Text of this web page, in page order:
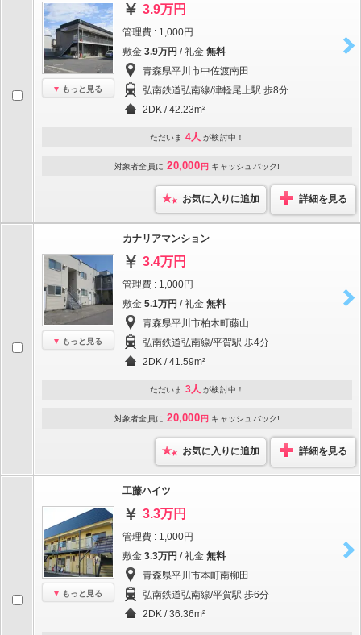
もっと見る
3.9万円
管理費 : 1,000円
敷金 3.9万円 / 礼金 無料
青森県平川市中佐渡南田
弘南鉄道弘南線/津軽尾上駅 歩8分
2DK / 42.23m²
ただいま 4人 が検討中！
対象者全員に 20,000 円 キャッシュバック!
お気に入りに追加 詳細を見る
もっと見る
カナリアマンション
3.4万円
管理費 : 1,000円
敷金 5.1万円 / 礼金 無料
青森県平川市柏木町藤山
弘南鉄道弘南線/平賀駅 歩4分
2DK / 41.59m²
ただいま 3人 が検討中！
対象者全員に 20,000 円 キャッシュバック!
お気に入りに追加 詳細を見る
もっと見る
工藤ハイツ
3.3万円
管理費 : 1,000円
敷金 3.3万円 / 礼金 無料
青森県平川市本町南柳田
弘南鉄道弘南線/平賀駅 歩6分
2DK / 36.36m²